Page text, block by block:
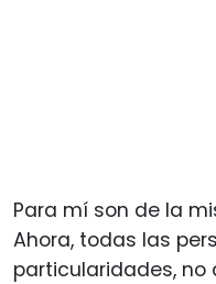
Para mí son de la
Ahora, todas las
particularidades, no